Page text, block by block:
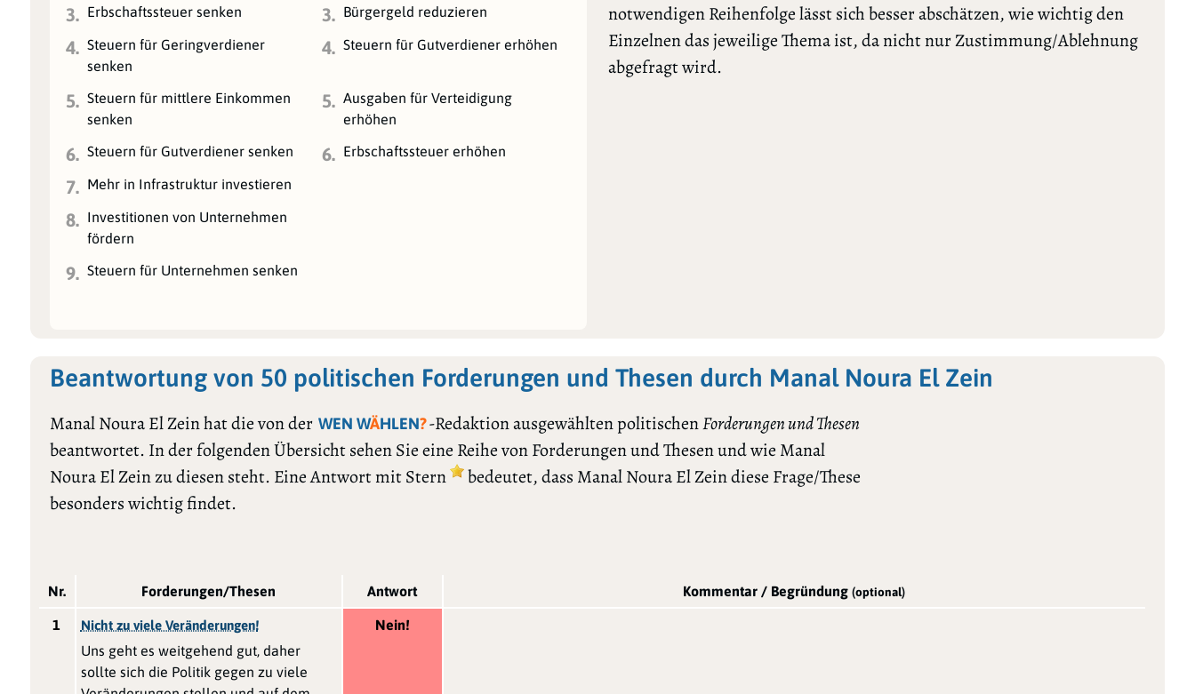
3. Erbschaftssteuer senken 3. Bürgergeld reduzieren
4. Steuern für Geringverdiener
senken
4. Steuern für Gutverdiener erhöhen
5. Steuern für mittlere Einkommen
senken
5. Ausgaben für Verteidigung
erhöhen
6. Steuern für Gutverdiener senken 6. Erbschaftssteuer erhöhen
7. Mehr in Infrastruktur investieren
8. Investitionen von Unternehmen
fördern
9. Steuern für Unternehmen senken
notwendigen Reihenfolge lässt sich besser abschätzen, wie wichtig den
Einzelnen das jeweilige Thema ist, da nicht nur Zustimmung/Ablehnung
abgefragt wird.
Beantwortung von 50 politischen Forderungen und Thesen durch Manal Noura El Zein
Manal Noura El Zein hat die von der WEN WÄHLEN?-Redaktion ausgewählten politischenForderungen und Thesen
beantwortet. In der folgenden Übersicht sehen Sie eine Reihe von Forderungen und Thesen und wie Manal
Noura El Zein zu diesen steht. Eine Antwort mit Stern
bedeutet, dass Manal Noura El Zein diese Frage/These
besonders wichtig findet.
Nr. Forderungen/Thesen Antwort Kommentar / Begründung(optional)
1 Nicht zu viele Veränderungen!
Uns geht es weitgehend gut, daher
sollte sich die Politik gegen zu viele
Nein!